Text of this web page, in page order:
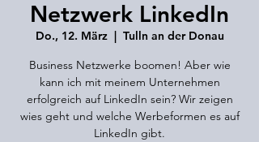
Netzwerk LinkedIn
Do., 12. März
  |
Tulln an der Donau
Business Netzwerke boomen! Aber wie
kann ich mit meinem Unternehmen
erfolgreich auf LinkedIn sein? Wir zeigen
wies geht und welche Werbeformen es auf
LinkedIn gibt.